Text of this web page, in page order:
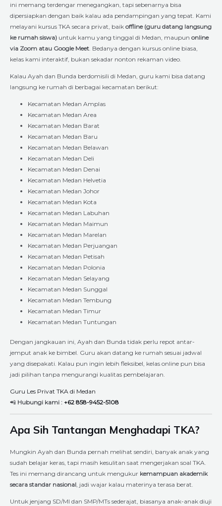
ini memang terdengar menegangkan, tapi sebenarnya bisa
dipersiapkan dengan baik kalau ada pendampingan yang tepat. Kami
melayani kursus TKA secara privat, baik offline (guru datang langsung
ke rumah siswa) untuk kamu yang tinggal di Medan, maupun online
via Zoom atau Google Meet . Bedanya dengan kursus online biasa,
kelas kami interaktif, bukan sekadar nonton rekaman video.
Kalau Ayah dan Bunda berdomisili di Medan, guru kami bisa datang
langsung ke rumah di berbagai kecamatan berikut:
Kecamatan Medan Amplas
Kecamatan Medan Area
Kecamatan Medan Barat
Kecamatan Medan Baru
Kecamatan Medan Belawan
Kecamatan Medan Deli
Kecamatan Medan Denai
Kecamatan Medan Helvetia
Kecamatan Medan Johor
Kecamatan Medan Kota
Kecamatan Medan Labuhan
Kecamatan Medan Maimun
Kecamatan Medan Marelan
Kecamatan Medan Perjuangan
Kecamatan Medan Petisah
Kecamatan Medan Polonia
Kecamatan Medan Selayang
Kecamatan Medan Sunggal
Kecamatan Medan Tembung
Kecamatan Medan Timur
Kecamatan Medan Tuntungan
Dengan jangkauan ini, Ayah dan Bunda tidak perlu repot antar-
jemput anak ke bimbel. Guru akan datang ke rumah sesuai jadwal
yang disepakati. Kalau pun ingin lebih fleksibel, kelas online pun bisa
jadi pilihan tanpa mengurangi kualitas pembelajaran.
Guru Les Privat TKA di Medan
📲 Hubungi kami : +62 858-9452-5108
Apa Sih Tantangan Menghadapi TKA?
Mungkin Ayah dan Bunda pernah melihat sendiri, banyak anak yang
sudah belajar keras, tapi masih kesulitan saat mengerjakan soal TKA.
Tes ini memang dirancang untuk mengukur kemampuan akademik
secara standar nasional , jadi wajar kalau materinya terasa berat.
Untuk jenjang SD/MI dan SMP/MTs sederajat, biasanya anak-anak diuji